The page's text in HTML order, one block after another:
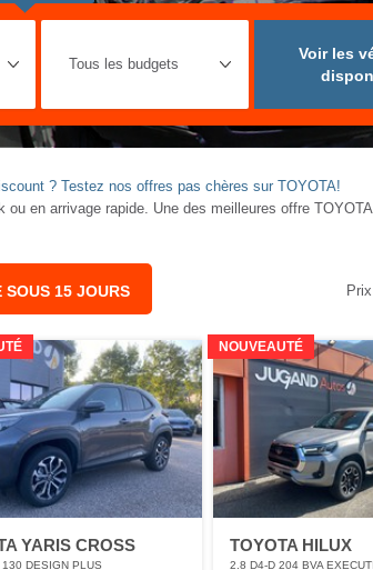
Voir les
? Testez nos offres pas chères sur TOYOTA!
en arrivage rapide. Une des meilleures offre
SOUS 15 JOURS
YARIS CROSS
DESIGN PLUS
NOUVEAUTÉ
TOYOTA HILUX
2.8 D4-D 204 BVA